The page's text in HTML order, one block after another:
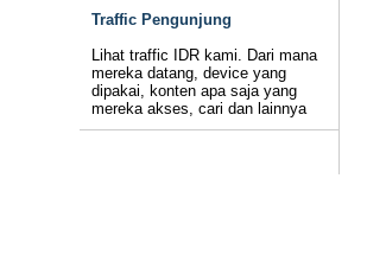
Traffic Pengunjung
Lihat traffic IDR kami. Dari mana
mereka datang, device yang
dipakai, konten apa saja yang
mereka akses, cari dan lainnya